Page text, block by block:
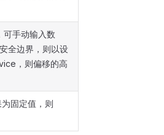
手动输入数
全边界，则以设
，则偏移的高
固定值，则